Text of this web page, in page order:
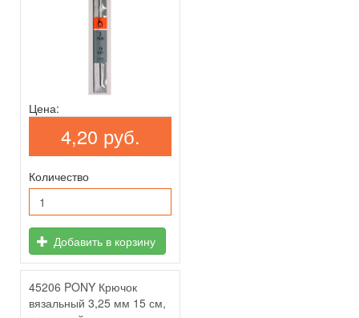
Цена:
4,20 руб.
Количество
Добавить в корзину
45206 PONY Крючок
вязальный 3,25 мм 15 см,